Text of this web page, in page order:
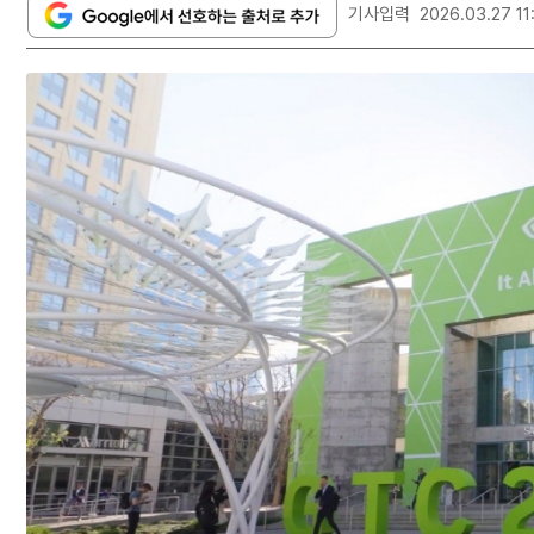
기사입력 2026.03.27